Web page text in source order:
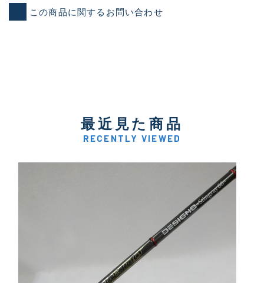
この商品に関するお問い合わせ
最近見た商品
RECENTLY VIEWED